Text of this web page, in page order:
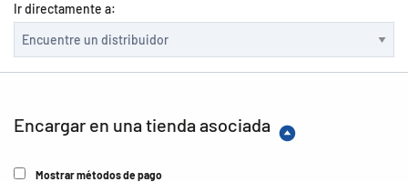
Ir directamente a:
Encargar en una tienda asociada
Mostrar métodos de pago